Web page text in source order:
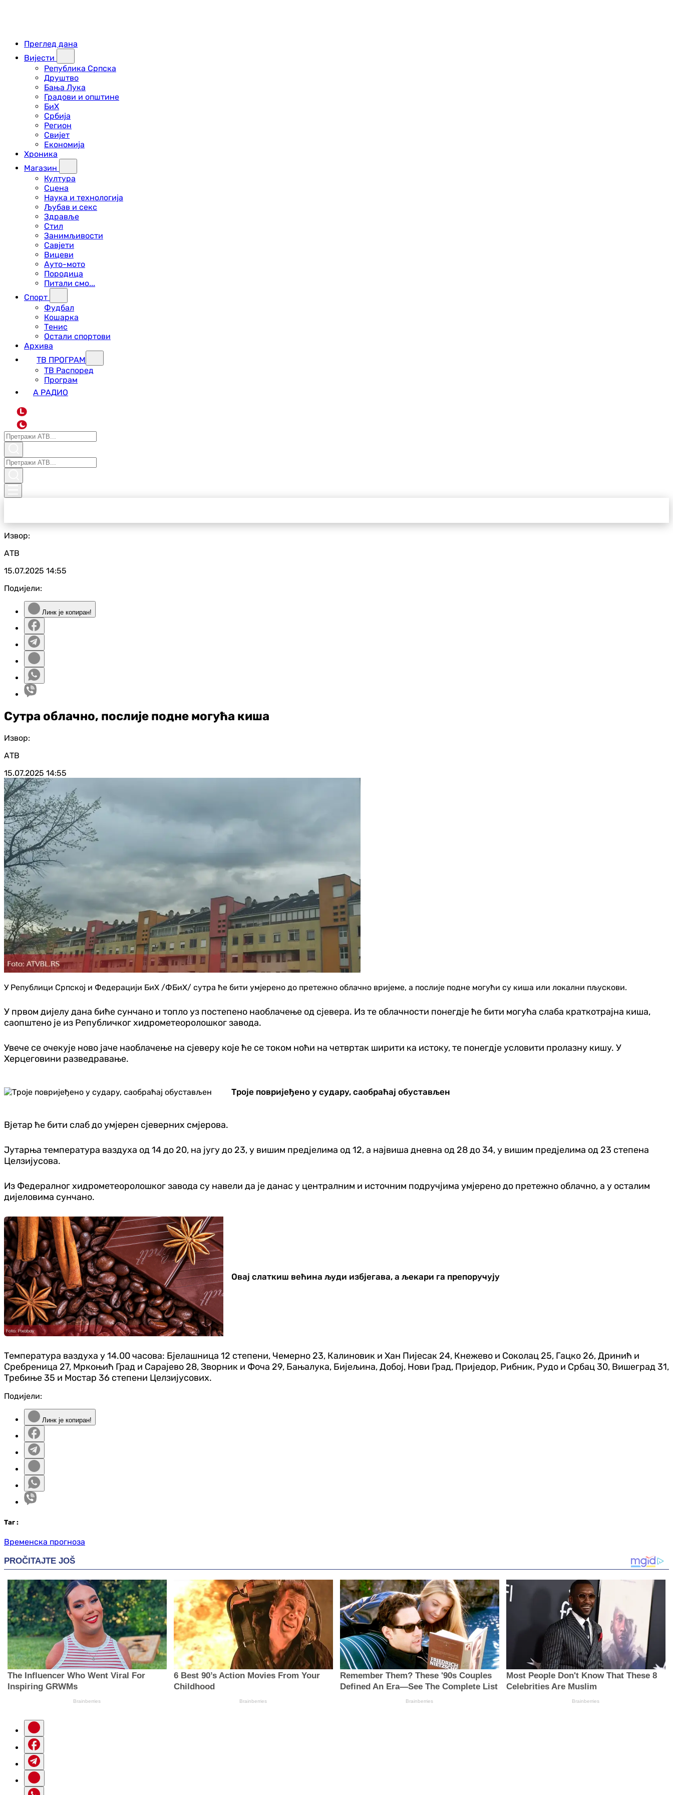
Преглед дана
Вијести
Република Српска
Друштво
Бања Лука
Градови и општине
БиХ
Србија
Регион
Свијет
Економија
Хроника
Магазин
Култура
Сцена
Наука и технологија
Љубав и секс
Здравље
Стил
Занимљивости
Савјети
Вицеви
Ауто-мото
Породица
Питали смо...
Спорт
Фудбал
Кошарка
Тенис
Остали спортови
Архива
ТВ ПРОГРАМ
ТВ Распоред
Програм
А РАДИО
L
Извор:
АТВ
15.07.2025 14:55
Подијели:
Линк је копиран!
Сутра облачно, послије подне могућа киша
Извор:
АТВ
15.07.2025 14:55
У Републици Српској и Федерацији БиХ /ФБиХ/ сутра ће бити умјерено до претежно облачно вријеме, а послије подне могући су киша или локални пљускови.
У првом дијелу дана биће сунчано и топло уз постепено наоблачење од сјевера. Из те облачности понегдје ће бити могућа слаба краткотрајна киша,
саопштено је из Републичког хидрометеоролошког завода.
Увече се очекује ново јаче наоблачење на сјеверу које ће се током ноћи на четвртак ширити ка истоку, те понегдје условити пролазну кишу. У
Херцеговини разведравање.
Троје повријеђено у судару, саобраћај обустављен
Вјетар ће бити слаб до умјерен сјеверних смјерова.
Јутарња температура ваздуха од 14 до 20, на југу до 23, у вишим предјелима од 12, а највиша дневна од 28 до 34, у вишим предјелима од 23 степена
Целзијусова.
Из Федералног хидрометеоролошког завода су навели да је данас у централним и источним подручјима умјерено до претежно облачно, а у осталим
дијеловима сунчано.
Овај слаткиш већина људи избјегава, а љекари га препоручују
Температура ваздуха у 14.00 часова: Бјелашница 12 степени, Чемерно 23, Калиновик и Хан Пијесак 24, Кнежево и Соколац 25, Гацко 26, Дринић и
Сребреница 27, Мркоњић Град и Сарајево 28, Зворник и Фоча 29, Бањалука, Бијељина, Добој, Нови Град, Приједор, Рибник, Рудо и Србац 30, Вишеград 31,
Требиње 35 и Мостар 36 степени Целзијусових.
Подијели:
Линк је копиран!
Таг :
Временска прогноза